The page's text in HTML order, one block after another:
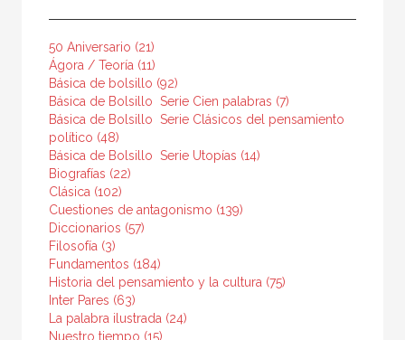
Filosofía
Filosofía política
MATERIAS
Estética
Ética
Medieval
Moderna
Filosofía y crítica de la cultura
Contemporánea
50 Aniversario (21)
Ágora / Teoría (11)
Básica de bolsillo (92)
Básica de Bolsillo  Serie Cien palabras (7)
Básica de Bolsillo  Serie Clásicos del pensamiento
político (48)
Básica de Bolsillo  Serie Utopías (14)
Biografías (22)
Clásica (102)
Cuestiones de antagonismo (139)
Diccionarios (57)
Filosofía (3)
Fundamentos (184)
Historia del pensamiento y la cultura (75)
Inter Pares (63)
La palabra ilustrada (24)
Nuestro tiempo (15)